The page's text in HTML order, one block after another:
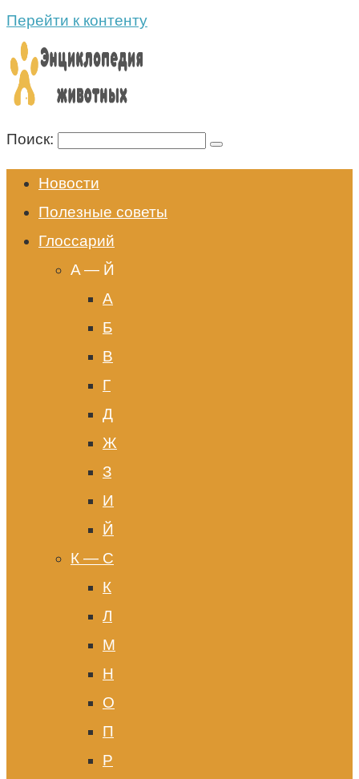
Перейти к контенту
Поиск:
Новости
Полезные советы
Глоссарий
A — Й
А
Б
В
Г
Д
Ж
З
И
Й
К — С
К
Л
М
Н
О
П
Р